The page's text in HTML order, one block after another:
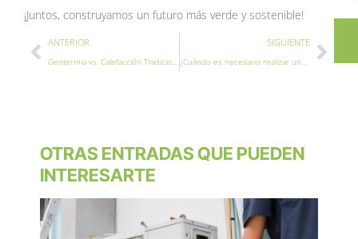
¡Juntos, construyamos un futuro más verde y sostenible!
AntANTERIOR
Geotermia vs. Calefacción Tradicional: Comparativa de Eficiencia
SIGUIENTE
¿Cuándo es necesario realizar una revisión de caldera?
OTRAS ENTRADAS QUE PUEDEN
INTERESARTE